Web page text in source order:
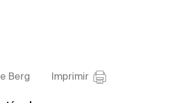
Berg Imprimir